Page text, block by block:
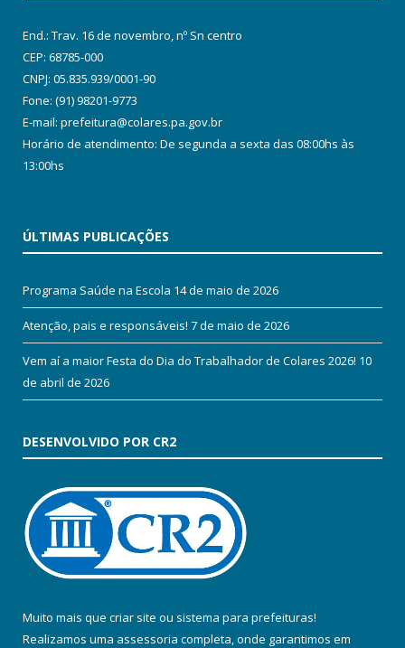
End.: Trav. 16 de novembro, nº Sn centro
CEP: 68785-000
CNPJ: 05.835.939/0001-90
Fone: (91) 98201-9773
E-mail: prefeitura@colares.pa.gov.br
Horário de atendimento: De segunda a sexta das 08:00hs às
13:00hs
ÚLTIMAS PUBLICAÇÕES
Programa Saúde na Escola 14 de maio de 2026
Atenção, pais e responsáveis! 7 de maio de 2026
Vem aí a maior Festa do Dia do Trabalhador de Colares 2026! 10
de abril de 2026
DESENVOLVIDO POR CR2
Muito mais que criar site ou sistema para prefeituras!
Realizamos uma assessoria completa, onde garantimos em